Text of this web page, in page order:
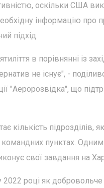
оскільки США
інформацію про
підхід.
в порівнянні із
не існує", -
"Аеророзвідка", що
кількість
пунктах. Одним
свої завдання на
2022 році як